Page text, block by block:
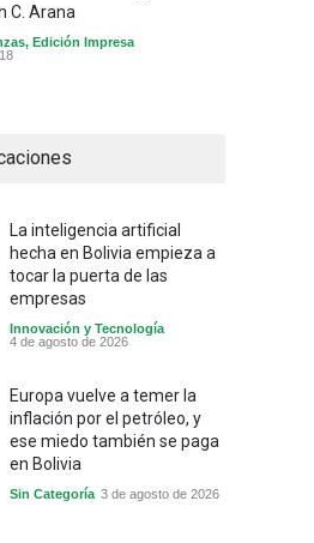
C. Arana
, Edición Impresa
La inteligencia artificial
hecha en Bolivia empieza a
tocar la puerta de las
empresas
Innovación y Tecnología
4 de agosto de 2026
Europa vuelve a temer la
inflación por el petróleo, y
ese miedo también se paga
en Bolivia
Sin Categoría 3 de agosto de 2026